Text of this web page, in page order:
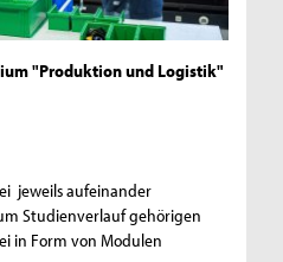
"Produktion und Logistik"
jeweils aufeinander
Studienverlauf gehörigen
in Form von Modulen